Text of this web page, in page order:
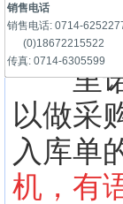
里诺bs
以做采
入库单
机， 有
销售电话
销售电话: 0714-
(0)18672215522
传真: 0714-6305599